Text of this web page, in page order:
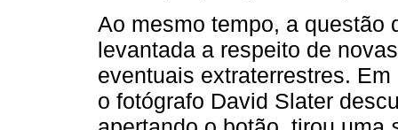
Ao mesmo tempo, a questão
levantada a respeito de
eventuais extraterrestres.
o fotógrafo David Slater